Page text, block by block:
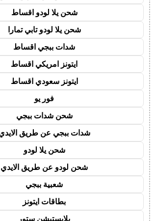
شحن يلا لودو اقساط
شحن يلا لودو تابي تمارا
شدات ببجي اقساط
ايتونز امريكي اقساط
ايتونز سعودي اقساط
فور يو
شحن شدات ببجي
شدات ببجي عن طريق
شحن يلا لودو
شحن لودو عن طريق الايدي
شعبية ببجي
بطاقات ايتونز
بلايستيشن ستور